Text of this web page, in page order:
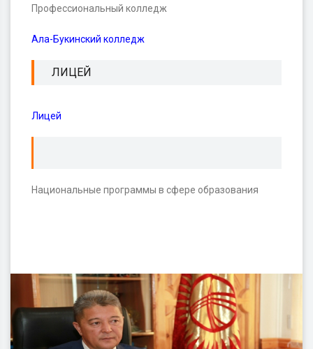
Профессиональный колледж
Ала-Букинский колледж
ЛИЦЕЙ
Лицей
Национальные программы в сфере образования